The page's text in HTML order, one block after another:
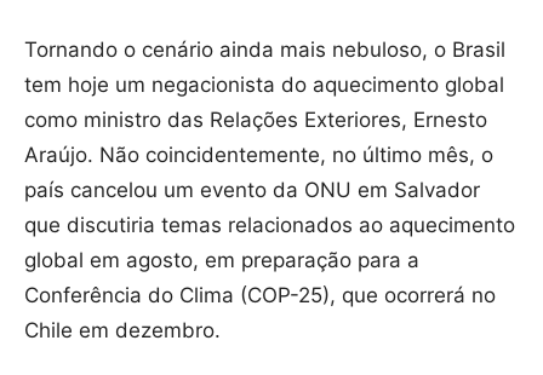
Tornando o cenário ainda mais nebuloso, o Brasil
tem hoje um negacionista do aquecimento global
como ministro das Relações Exteriores, Ernesto
Araújo. Não coincidentemente, no último mês, o
país cancelou um evento da ONU em Salvador
que discutiria temas relacionados ao aquecimento
global em agosto, em preparação para a
Conferência do Clima (COP-25), que ocorrerá no
Chile em dezembro.